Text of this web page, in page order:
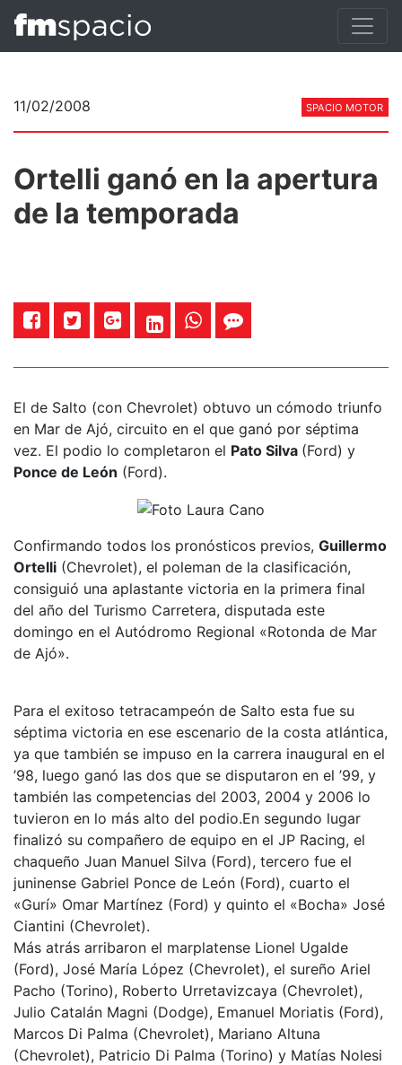
11/02/2008 SPACIO MOTOR
Ortelli ganó en la apertura
de la temporada
El de Salto (con Chevrolet) obtuvo un cómodo triunfo
en Mar de Ajó, circuito en el que ganó por séptima
vez. El podio lo completaron el Pato Silva (Ford) y
Ponce de León (Ford).
Confirmando todos los pronósticos previos, Guillermo
Ortelli (Chevrolet), el poleman de la clasificación,
consiguió una aplastante victoria en la primera final
del año del Turismo Carretera, disputada este
domingo en el Autódromo Regional «Rotonda de Mar
de Ajó».
Para el exitoso tetracampeón de Salto esta fue su
séptima victoria en ese escenario de la costa atlántica,
ya que también se impuso en la carrera inaugural en el
’98, luego ganó las dos que se disputaron en el ’99, y
también las competencias del 2003, 2004 y 2006 lo
tuvieron en lo más alto del podio.En segundo lugar
finalizó su compañero de equipo en el JP Racing, el
chaqueño Juan Manuel Silva (Ford), tercero fue el
juninense Gabriel Ponce de León (Ford), cuarto el
«Gurí» Omar Martínez (Ford) y quinto el «Bocha» José
Ciantini (Chevrolet).
Más atrás arribaron el marplatense Lionel Ugalde
(Ford), José María López (Chevrolet), el sureño Ariel
Pacho (Torino), Roberto Urretavizcaya (Chevrolet),
Julio Catalán Magni (Dodge), Emanuel Moriatis (Ford),
Marcos Di Palma (Chevrolet), Mariano Altuna
(Chevrolet), Patricio Di Palma (Torino) y Matías Nolesi